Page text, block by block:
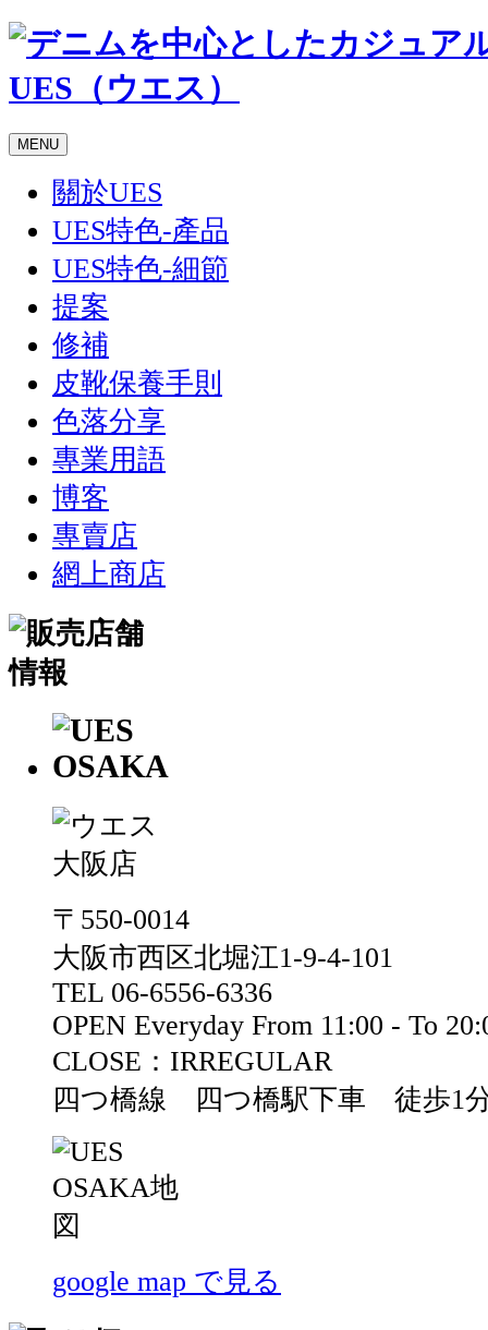
MENU
關於UES
UES特色-產品
UES特色-細節
提案
修補
皮靴保養手則
色落分享
專業用語
博客
專賣店
網上商店
〒550-0014
大阪市西区北堀江1-9-4-101
TEL 06-6556-6336
OPEN Everyday From 11:00 - To
CLOSE：IRREGULAR
四つ橋線 四つ橋駅下車 徒歩1
google map で見る